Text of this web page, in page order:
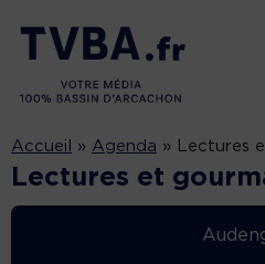
Accueil » Agenda » Lectures
Lectures et